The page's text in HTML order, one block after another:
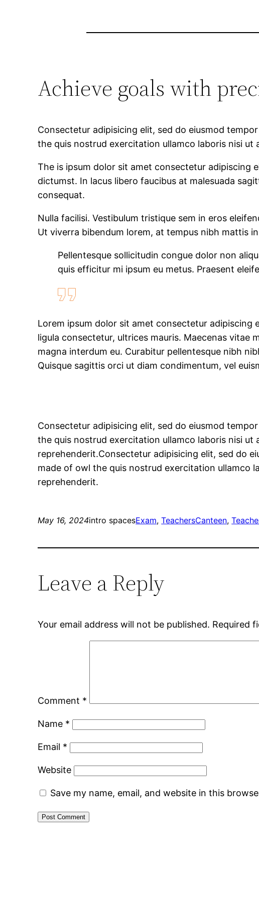
Achieve goals with
Consectetur adipisicing elit, sed do eiusmod
the quis nostrud exercitation ullamco laboris nisi
The is ipsum dolor sit amet consectetur adipiscing
dictumst. In lacus libero faucibus at malesuada
consequat.
Nulla facilisi. Vestibulum tristique sem in eros
Ut viverra bibendum lorem, at tempus nibh mattis
Pellentesque sollicitudin congue dolor non
quis efficitur mi ipsum eu metus. Praesent
Lorem ipsum dolor sit amet consectetur adipiscing
ligula consectetur, ultrices mauris. Maecenas vitae
magna interdum eu. Curabitur pellentesque nibh
Quisque sagittis orci ut diam condimentum, vel
Consectetur adipisicing elit, sed do eiusmod
the quis nostrud exercitation ullamco laboris nisi ut
reprehenderit.Consectetur adipisicing elit, sed do
made of owl the quis nostrud exercitation ullamco
reprehenderit.
May 16, 2024intro spacesExam, TeachersCanteen,
Leave a Reply
Your email address will not be published. Required
Comment *
Name *
Email *
Website
Save my name, email, and website in this